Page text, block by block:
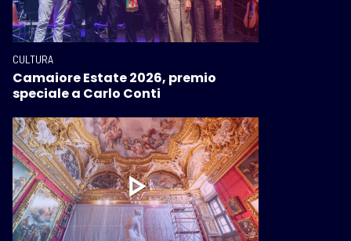
CULTURA
Camaiore Estate 2026, premio
speciale a Carlo Conti